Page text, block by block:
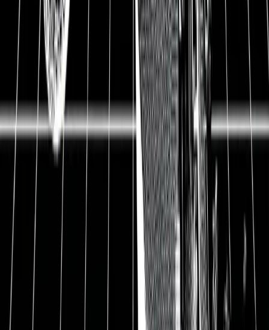
01.04.2021
Welche Aktien sind im April 2021
besonders kaufenswert?
Auch 2021 gibt es neue Aktienrekorde. Viele
Privatanleger haben dieses Jahr bereits ein dickes
Plus im Depot. Der amerikanische Leitindex
S&P 500 ist bereits über 10 % gestiegen. Wer an